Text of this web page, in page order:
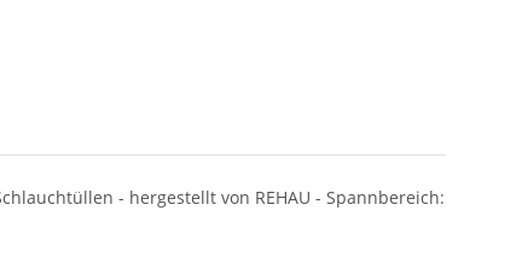
- hergestellt von REHAU - Spannbereich: